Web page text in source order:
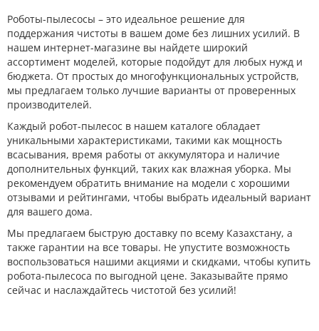
Роботы-пылесосы – это идеальное решение для
поддержания чистоты в вашем доме без лишних усилий. В
нашем интернет-магазине вы найдете широкий
ассортимент моделей, которые подойдут для любых нужд и
бюджета. От простых до многофункциональных устройств,
мы предлагаем только лучшие варианты от проверенных
производителей.
Каждый робот-пылесос в нашем каталоге обладает
уникальными характеристиками, такими как мощность
всасывания, время работы от аккумулятора и наличие
дополнительных функций, таких как влажная уборка. Мы
рекомендуем обратить внимание на модели с хорошими
отзывами и рейтингами, чтобы выбрать идеальный вариант
для вашего дома.
Мы предлагаем быструю доставку по всему Казахстану, а
также гарантии на все товары. Не упустите возможность
воспользоваться нашими акциями и скидками, чтобы купить
робота-пылесоса по выгодной цене. Заказывайте прямо
сейчас и наслаждайтесь чистотой без усилий!